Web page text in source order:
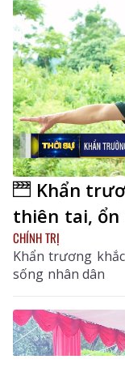
Khẩn
thiên tai, ổn
CHÍNH TRỊ
Khẩn trương
sống nhân dân